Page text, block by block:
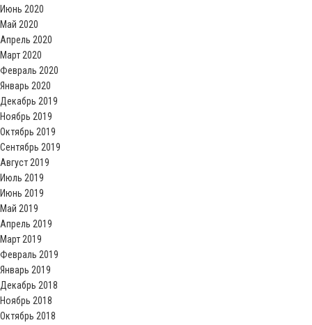
Июнь 2020
Май 2020
Апрель 2020
Март 2020
Февраль 2020
Январь 2020
Декабрь 2019
Ноябрь 2019
Октябрь 2019
Сентябрь 2019
Август 2019
Июль 2019
Июнь 2019
Май 2019
Апрель 2019
Март 2019
Февраль 2019
Январь 2019
Декабрь 2018
Ноябрь 2018
Октябрь 2018